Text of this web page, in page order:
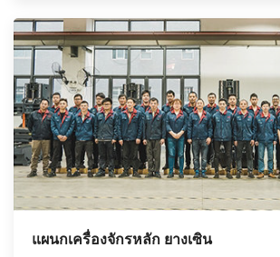
แผนกเครื่องจักรหลัก ยางเซิน